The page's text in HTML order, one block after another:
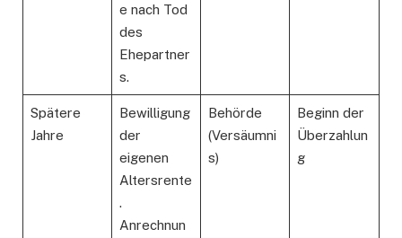
e nach Tod
des
Ehepartner
s.
Spätere
Jahre
Bewilligung
der
eigenen
Altersrente
.
Anrechnun
Behörde
(Versäumni
s)
Beginn der
Überzahlun
g